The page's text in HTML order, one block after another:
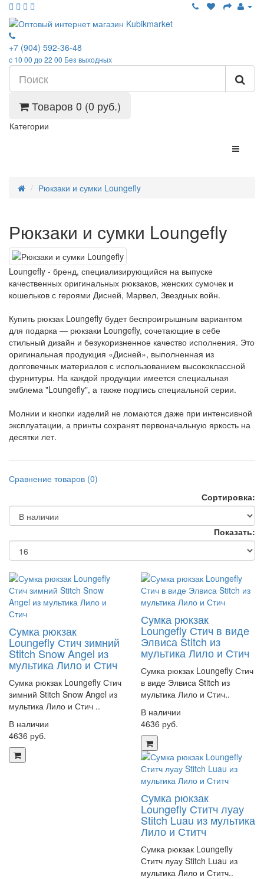
+7 (904) 592-36-48
с 10 00 до 22 00 Без выходных
Товаров 0 (0 руб.)
Категории
Рюкзаки и сумки Loungefly
Рюкзаки и сумки Loungefly
Loungefly - бренд, специализирующийся на выпуске
качественных оригинальных рюкзаков, женских сумочек и
кошельков с героями Дисней, Марвел, Звездных войн.
Купить рюкзак Loungefly будет беспроигрышным вариантом
для подарка — рюкзаки Loungefly, сочетающие в себе
стильный дизайн и безукоризненное качество исполнения. Это
оригинальная продукция «Дисней», выполненная из
долговечных материалов с использованием высококлассной
фурнитуры. На каждой продукции имеется специальная
эмблема "Loungefly", а также подпись специальной серии.
Молнии и кнопки изделий не ломаются даже при интенсивной
эксплуатации, а принты сохранят первоначальную яркость на
десятки лет.
Сравнение товаров (0)
Сортировка:
Показать:
Сумка рюкзак
Loungefly Стич зимний
Stitch Snow Angel из
мультика Лило и Стич
Сумка рюкзак Loungefly Стич
зимний Stitch Snow Angel из
мультика Лило и Стич ..
В наличии
4636 руб.
Сумка рюкзак
Loungefly Стич в виде
Элвиса Stitch из
мультика Лило и Стич
Сумка рюкзак Loungefly Стич
в виде Элвиса Stitch из
мультика Лило и Стич..
В наличии
4636 руб.
Сумка рюкзак
Loungefly Ститч луау
Stitch Luau из мультика
Лило и Ститч
Сумка рюкзак Loungefly
Ститч луау Stitch Luau из
мультика Лило и Ститч..